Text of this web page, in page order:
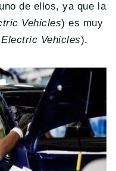
de ellos, ya que la
Vehicles) es muy
Vehicles).